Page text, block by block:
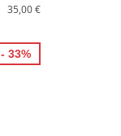
35,00 €
- 33%